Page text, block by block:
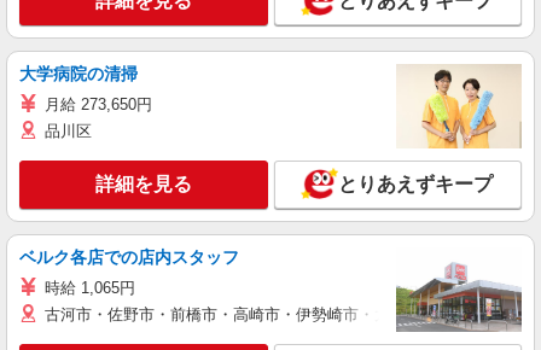
大学病院の清掃
月給 273,650円
品川区
詳細を見る とりあえずキープ
ベルク各店での店内スタッフ
時給 1,065円
古河市・佐野市・前橋市・高崎市・伊勢崎市・太田市・館林市・藤